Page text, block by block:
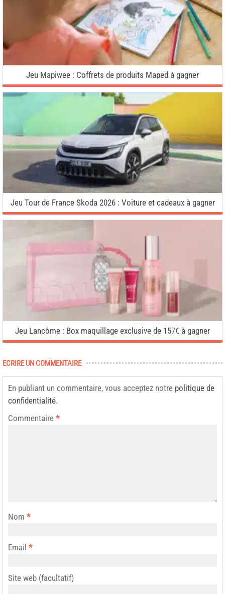
Jeu Mapiwee : Coffrets de produits Maped à gagner
Jeu Tour de France Skoda 2026 : Voiture et cadeaux à gagner
Jeu Lancôme : Box maquillage exclusive de 157€ à gagner
ECRIRE UN COMMENTAIRE
En publiant un commentaire, vous acceptez notre politique de
confidentialité.
Commentaire *
Nom *
Email *
Site web (facultatif)